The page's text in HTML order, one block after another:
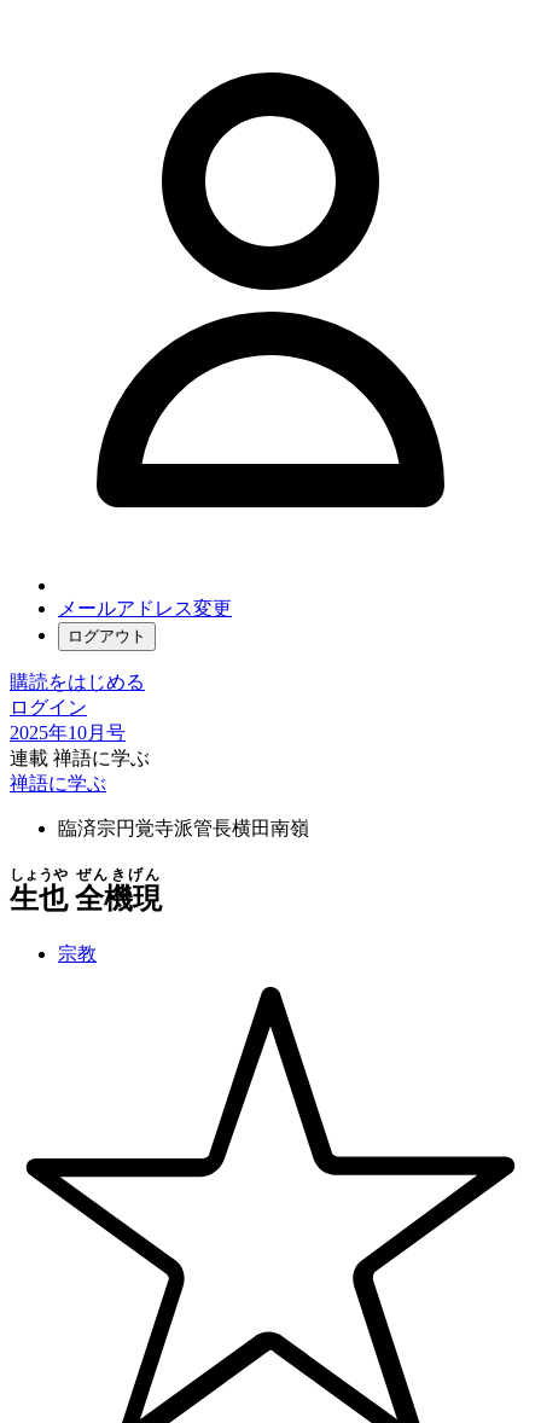
メールアドレス変更
ログアウト
購読をはじめる
ログイン
2025年10月号
連載 禅語に学ぶ
禅語に学ぶ
臨済宗円覚寺派管長横田南嶺
生也
しょうや
全機現
ぜんきげん
宗教